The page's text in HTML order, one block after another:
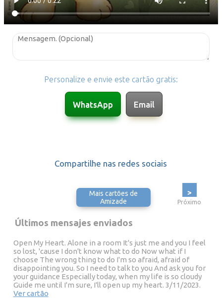
Personalize e envie este cartão gratis:
Compartilhe nas redes sociais
Mais cartões de
Amizade
>
Próximo
Últimos mensajes enviados
Open My Heart. Alone in a room It's just me and you I feel
so lost, 'cause I don't know what to do Now what if I
choose The wrong thing to do I'm so afraid, afraid of
disappointing you. So I need to talk to you And ask you for
your guidance Especially today, when my life is so cloudy
Guide me until I'm sure, I'll open up my heart. 3/11/2023.
Ver cartão